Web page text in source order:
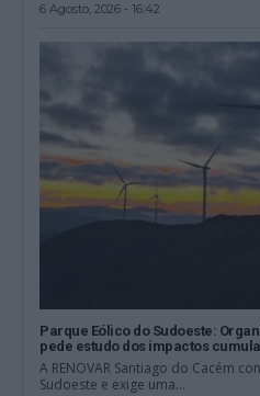
6 Agosto, 2026 - 16:42
Parque Eólico do Sudoeste:
pede estudo dos impactos
A RENOVAR Santiago do Cacém
Sudoeste e exige uma...